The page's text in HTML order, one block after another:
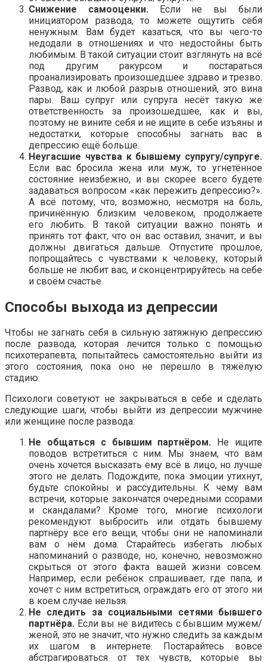
Снижение самооценки. Если не вы были
инициатором развода, то можете ощутить себя
ненужным. Вам будет казаться, что вы чего-то
недодали в отношениях и что недостойны быть
любимым. В такой ситуации стоит взглянуть на всё
под другим ракурсом и постараться
проанализировать произошедшее здраво и трезво.
Развод, как и любой разрыв отношений, это вина
пары. Ваш супруг или супруга несёт такую же
ответственность за произошедшее, как и вы,
поэтому не вините себя и не ищите в себе изъяны и
недостатки, которые способны загнать вас в
депрессию ещё больше.
Неугасшие чувства к бывшему супругу/супруге.
Если вас бросила жена или муж, то угнетённое
состояние неизбежно, и вы скорее всего будете
задаваться вопросом «как пережить депрессию?».
А всё потому, что, возможно, несмотря на боль,
причинённую близким человеком, продолжаете
его любить. В такой ситуации важно понять и
принять тот факт, что он вас оставил, значит, и вы
должны двигаться дальше. Отпустите прошлое,
попрощайтесь с чувствами к человеку, который
больше не любит вас, и сконцентрируйтесь на себе
и своём счастье.
Способы выхода из депрессии
Чтобы не загнать себя в сильную затяжную депрессию
после развода, которая лечится только с помощью
психотерапевта, попытайтесь самостоятельно выйти из
этого состояния, пока оно не перешло в тяжёлую
стадию.
Психологи советуют не закрываться в себе и сделать
следующие шаги, чтобы выйти из депрессии мужчине
или женщине после развода:
Не общаться с бывшим партнёром. Не ищите
поводов встретиться с ним. Мы знаем, что вам
очень хочется высказать ему всё в лицо, но лучше
этого не делать. Подождите, пока эмоции утихнут,
будьте спокойны и рассудительны. К чему вам
встречи, которые закончатся очередными ссорами
и скандалами? Кроме того, многие психологи
рекомендуют выбросить или отдать бывшему
партнёру все его вещи, чтобы они не напоминали
вам о нём дома. Старайтесь избегать любых
напоминаний о разводе, но, конечно, невозможно
скрыться от этого факта вашей жизни совсем.
Например, если ребёнок спрашивает, где папа, и
хочет с ним встретиться, ограждать его от этого ни
в коем случае нельзя.
Не следить за социальными сетями бывшего
партнёра. Если вы не видитесь с бывшим мужем/
женой, это не значит, что нужно следить за каждым
их шагом в интернете. Постарайтесь вовсе
абстрагироваться от тех чувств, которые вы